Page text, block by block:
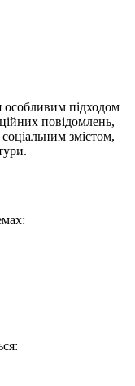
особливим підходом
повідомлень,
змістом,